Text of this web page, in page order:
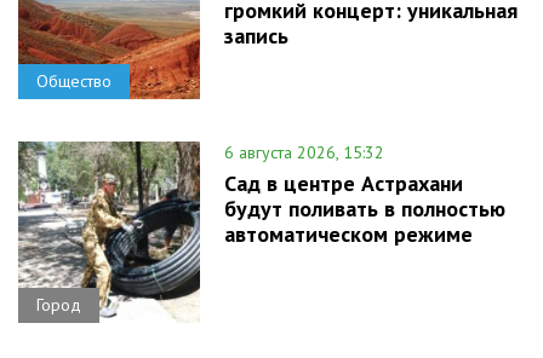
Общество
громкий концерт: уникальная
запись
Город
6 августа 2026, 15:32
Сад в центре Астрахани
будут поливать в полностью
автоматическом режиме